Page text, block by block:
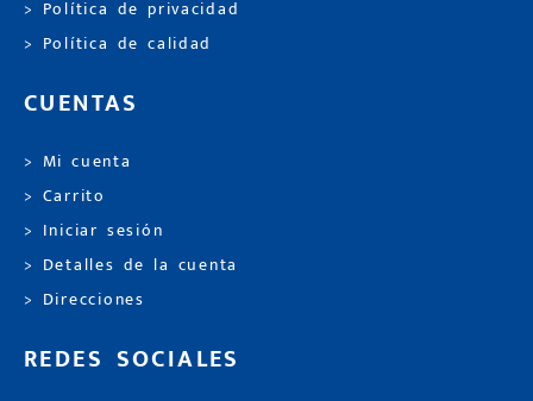
> Política de privacidad
> Política de calidad
CUENTAS
> Mi cuenta
> Carrito
> Iniciar sesión
> Detalles de la cuenta
> Direcciones
REDES SOCIALES